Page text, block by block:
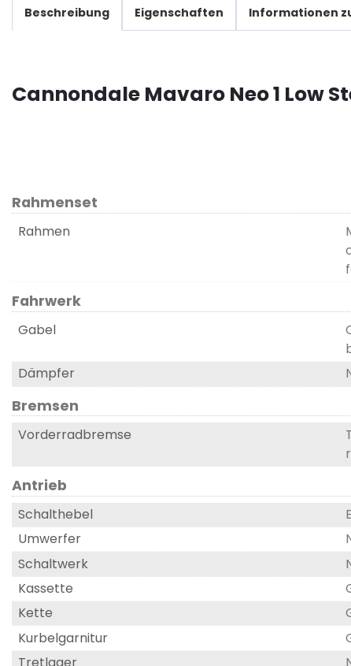
Beschreibung Eigenschaften Informationen
Cannondale Mavaro Neo 1 Low
Rahmenset
Rahmen
Fahrwerk
Gabel
Dämpfer
Bremsen
Vorderradbremse
Antrieb
Schalthebel
Umwerfer
Schaltwerk
Kassette
Kette
Kurbelgarnitur